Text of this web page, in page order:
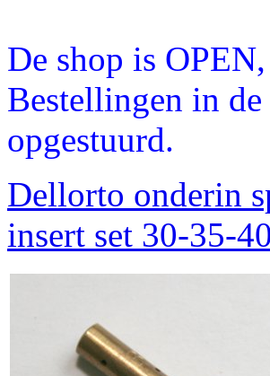
De shop is
Bestellingen in
opgestuurd.
Dellorto onderin
insert set 30-35-